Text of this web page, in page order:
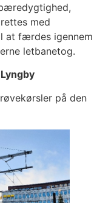
med
at færdes igennem
letbanetog.
på den